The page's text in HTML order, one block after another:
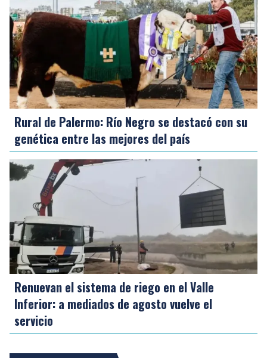
Rural de Palermo: Río Negro se destacó con su
genética entre las mejores del país
Renuevan el sistema de riego en el Valle
Inferior: a mediados de agosto vuelve el
servicio